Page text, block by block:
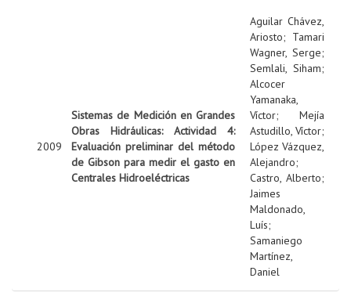
2009
Sistemas de Medición en Grandes
Obras Hidráulicas: Actividad 4:
Evaluación preliminar del método
de Gibson para medir el gasto en
Centrales Hidroeléctricas
Aguilar Chávez,
Ariosto; Tamari
Wagner, Serge;
Semlali, Siham;
Alcocer
Yamanaka,
Víctor; Mejía
Astudillo, Víctor;
López Vázquez,
Alejandro;
Castro, Alberto;
Jaimes
Maldonado,
Luís;
Samaniego
Martínez,
Daniel